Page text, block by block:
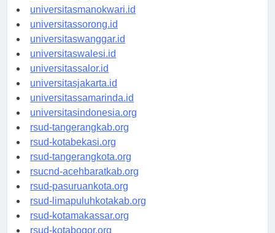
universitaspapua.id
universitasmanokwari.id
universitassorong.id
universitaswanggar.id
universitaswalesi.id
universitassalor.id
universitasjakarta.id
universitassamarinda.id
universitasindonesia.org
rsud-tangerangkab.org
rsud-kotabekasi.org
rsud-tangerangkota.org
rsucnd-acehbaratkab.org
rsud-pasuruankota.org
rsud-limapuluhkotakab.org
rsud-kotamakassar.org